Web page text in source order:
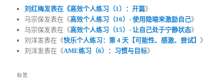
刘红梅发表在《高效个人练习（1）：开篇》
马宗保发表在《高效个人练习（16）- 使用隐喻来激励自己》
马宗保发表在《高效个人练习（15）- 让自己处于宁静状态》
刘洋发表在《快乐个人练习：第 4 天【可能性、感激、尝试】》
刘洋发表在《AME练习（6）：习惯与目标》
标签